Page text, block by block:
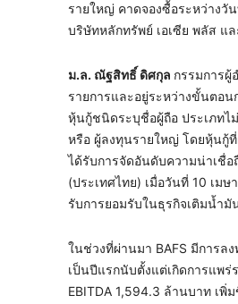
รายใหญ่ คาดจองซื้อระหว่างวั
บริษัทหลักทรัพย์ เอเซีย พลัส แ
ม.ล. ณัฐสิทธิ์ ดิศกุล กรรมการผู้
รายการและอยู่ระหว่างขั้นตอ
หุ้นกู้ชนิดระบุชื่อผู้ถือ ประเภท
หรือ ผู้ลงทุนรายใหญ่ โดยหุ้นกู้
ได้รับการจัดอันดับความน่าเชื่อ
(ประเทศไทย) เมื่อวันที่ 10 เม
รับการยอมรับในธุรกิจเติมน้ำ
ในช่วงที่ผ่านมา BAFS มีการล
เป็นปีแรกนับตั้งแต่เกิดการแพ
EBITDA 1,594.3 ล้านบาท เพิ่